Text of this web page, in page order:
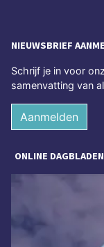
NIEUWSBRIEF
Schrijf je in voor
samenvatting van
Aanmelden
ONLINE DAGBLADEN